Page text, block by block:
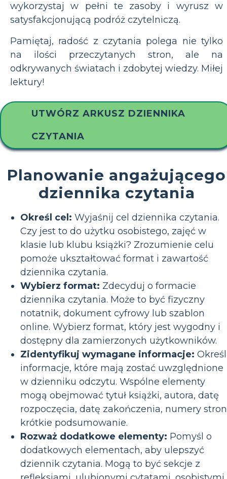
wykorzystaj w pełni te zasoby i wyrusz w
satysfakcjonującą podróż czytelniczą.
Pamiętaj, radość z czytania polega nie tylko
na ilości przeczytanych stron, ale na
odkrywanych światach i zdobytej wiedzy. Miłej
lektury!
UTWÓRZ ARKUSZ DZIENNIKA
CZYTANIA
Planowanie angażującego
dziennika czytania
Określ cel: Wyjaśnij cel dziennika czytania.
Czy jest to do użytku osobistego, zajęć w
klasie lub klubu książki? Zrozumienie celu
pomoże ukształtować format i zawartość
dziennika czytania.
Wybierz format: Zdecyduj o formacie
dziennika czytania. Może to być fizyczny
notatnik, dokument cyfrowy lub szablon
online. Wybierz format, który jest wygodny i
dostępny dla zamierzonych użytkowników.
Zidentyfikuj wymagane informacje: Określ
informacje, które mają zostać uwzględnione
w dzienniku odczytu. Wspólne elementy
mogą obejmować tytuł książki, autora, datę
rozpoczęcia, datę zakończenia, numery
krótkie podsumowanie.
Rozważ dodatkowe elementy: Pomyśl o
dodatkowych elementach, aby ulepszyć
dziennik czytania. Mogą to być sekcje z